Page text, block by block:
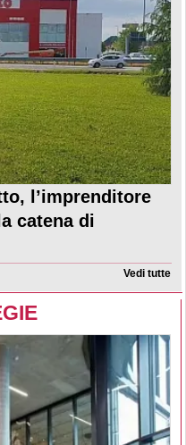
l’imprenditore
catena di
Vedi tutte